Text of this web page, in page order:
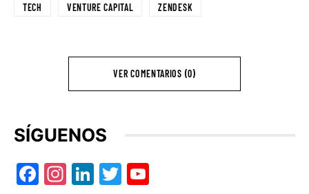
TECH VENTURE CAPITAL ZENDESK
VER COMENTARIOS (0)
SÍGUENOS
Facebook
Instagram
LinkedIn
Twitter